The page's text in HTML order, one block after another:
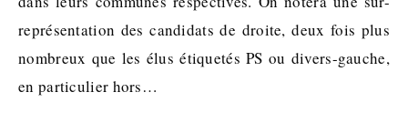
représentation des candidats de droite, deux fois plus
nombreux que les élus étiquetés PS ou divers-gauche,
en particulier hors…